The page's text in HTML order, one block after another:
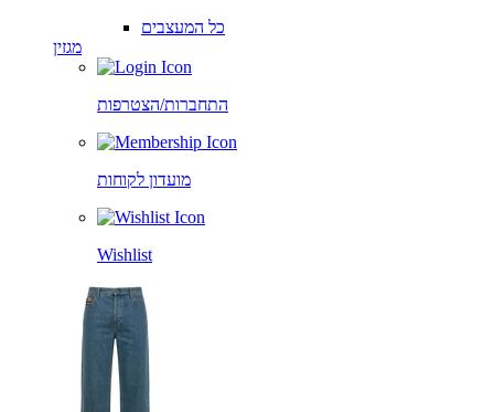
כל המעצבים
מגזין
התחברות/הצטרפות
מועדון לקוחות
Wishlist